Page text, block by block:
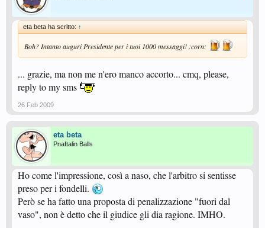
eta beta ha scritto: ↑
Boh? Intanto auguri Presidente per i tuoi 1000 messaggi! :corn:
... grazie, ma non me n'ero manco accorto... cmq, please,
reply to my sms
26 Feb 2009
eta beta
Pnaftalin Balls
Ho come l'impressione, così a naso, che l'arbitro si sentisse
preso per i fondelli.
Però se ha fatto una proposta di penalizzazione "fuori dal
vaso", non è detto che il giudice gli dia ragione. IMHO.